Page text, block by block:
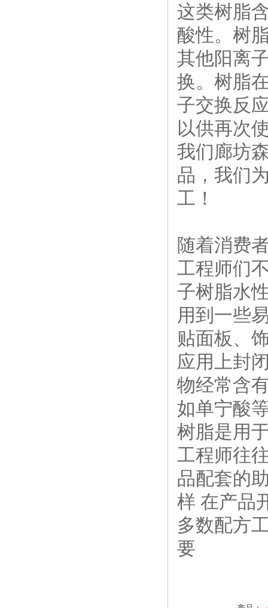
这类树脂
酸性。树
其他阳离
换。树脂
子交换反
以供再次
我们廊坊
品，我们
工！
随着消费
工程师们
子树脂水
用到一些
贴面板、
应用上封
物经常含
如单宁酸
树脂是用
工程师往
品配套的
样 在产品
多数配方
要